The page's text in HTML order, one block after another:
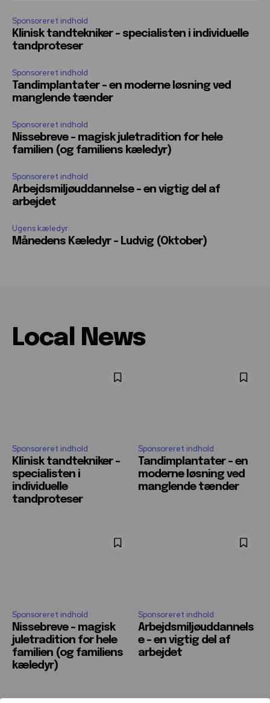
Sponsoreret indhold
Klinisk tandtekniker – specialisten i individuelle
tandproteser
Sponsoreret indhold
Tandimplantater – en moderne løsning ved
manglende tænder
Sponsoreret indhold
Nissebreve – magisk juletradition for hele
familien (og familiens kæledyr)
Sponsoreret indhold
Arbejdsmiljøuddannelse – en vigtig del af
arbejdet
Ugens kæledyr
Månedens Kæledyr – Ludvig (Oktober)
Local News
Sponsoreret indhold
Klinisk tandtekniker –
specialisten i
individuelle
tandproteser
Sponsoreret indhold
Tandimplantater – en
moderne løsning ved
manglende tænder
Sponsoreret indhold
Nissebreve – magisk
juletradition for hele
familien (og familiens
kæledyr)
Sponsoreret indhold
Arbejdsmiljøuddannels
e – en vigtig del af
arbejdet